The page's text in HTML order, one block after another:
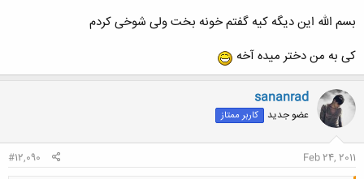
بسم الله این دیگه کیه گفتم خونه بخت ولی شوخی کردم
کی به من دختر میده آخه
sananrad
عضو جدید کاربر ممتاز
Feb 24, 2011
#12,090